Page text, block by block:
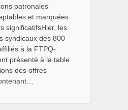
patronales
et marquées
significatifsHier, les
syndicaux des 800
à la FTPQ-
présenté à la table
des offres